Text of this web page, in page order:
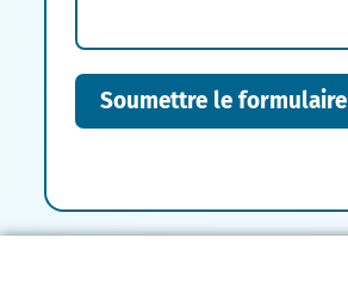
Soumettre le formulaire